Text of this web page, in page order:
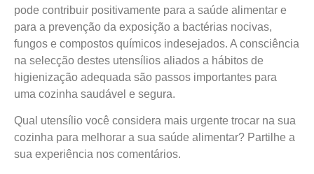
pode contribuir positivamente para a saúde alimentar e
para a prevenção da exposição a bactérias nocivas,
fungos e compostos químicos indesejados. A consciência
na selecção destes utensílios aliados a hábitos de
higienização adequada são passos importantes para
uma cozinha saudável e segura.
Qual utensílio você considera mais urgente trocar na sua
cozinha para melhorar a sua saúde alimentar? Partilhe a
sua experiência nos comentários.